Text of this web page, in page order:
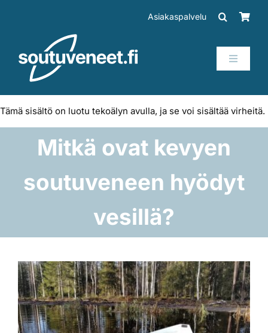
Asiakaspalvelu
Toggle
Perämoottorit
Laiturit
Valmistajat
Tämä sisältö on luotu tekoälyn avulla, ja se voi sisältää virheitä.
Mitkä ovat kevyen
soutuveneen hyödyt
vesillä?
Katso
kuvaa
isompana